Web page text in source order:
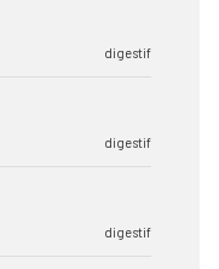
digestif
digestif
digestif